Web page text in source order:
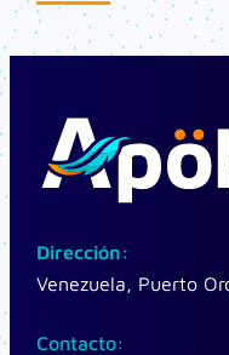
Dirección:
Venezuela, Puerto
Contacto: